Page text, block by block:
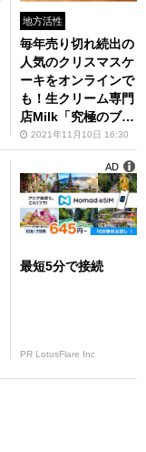
地方活性
毎年売り切れ続出の
人気のクリスマスケ
ーキをオンラインで
も！生クリーム専門
店Milk「究極のブッ
シュ・ド・ノエル」
11月13日より予約
販売開始
2021年11月10日 16:30
最短5分で接続
PR LotusFlare Inc
AD